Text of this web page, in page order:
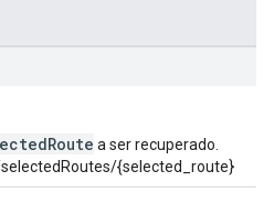
a ser recuperado.
{selected_route}